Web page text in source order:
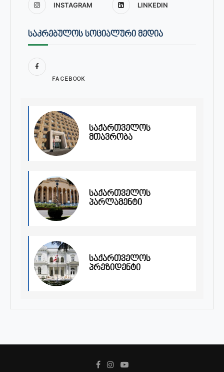
INSTAGRAM LINKEDIN
ᲡᲐᲙᲠᲔᲑᲣᲚᲝᲡ ᲡᲝᲪᲘᲐᲚᲣᲠᲘ ᲛᲔᲓᲘᲐ
FACEBOOK
საქართველოს
მთავრობა
საქართველოს
პარლამენტი
საქართველოს
პრეზიდენტი